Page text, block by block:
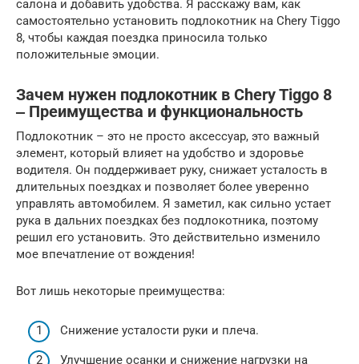
салона и добавить удобства. Я расскажу вам, как
самостоятельно установить подлокотник на Chery Tiggo
8, чтобы каждая поездка приносила только
положительные эмоции.
Зачем нужен подлокотник в Chery Tiggo 8
‒ Преимущества и функциональность
Подлокотник – это не просто аксессуар, это важный
элемент, который влияет на удобство и здоровье
водителя. Он поддерживает руку, снижает усталость в
длительных поездках и позволяет более уверенно
управлять автомобилем. Я заметил, как сильно устает
рука в дальних поездках без подлокотника, поэтому
решил его установить. Это действительно изменило
мое впечатление от вождения!
Вот лишь некоторые преимущества:
Снижение усталости руки и плеча.
Улучшение осанки и снижение нагрузки на